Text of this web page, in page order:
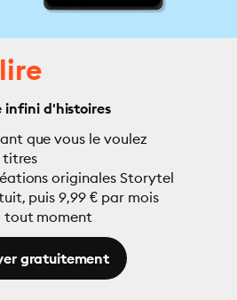
infini d'histoires
que vous le voulez
titres
originales Storytel
puis 9,99 € par mois
tout moment
gratuitement